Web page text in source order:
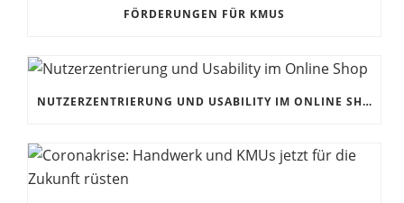
FÖRDERUNGEN FÜR KMUS
NUTZERZENTRIERUNG UND USABILITY IM ONLINE SHOP